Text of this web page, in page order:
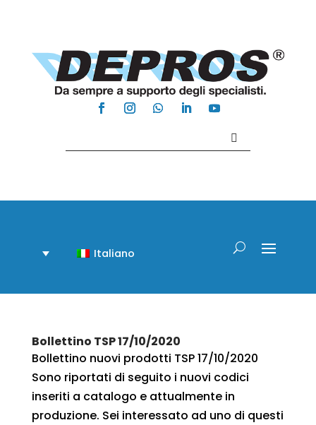
Italiano
Bollettino TSP 17/10/2020
Bollettino nuovi prodotti TSP 17/10/2020
Sono riportati di seguito i nuovi codici
inseriti a catalogo e attualmente in
produzione. Sei interessato ad uno di questi